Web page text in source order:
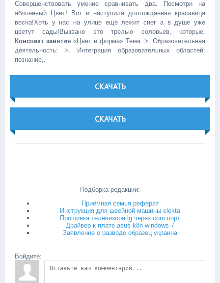
Совершенствовать умение сравнивать два. Посмотри на
яблоневый Цвет! Вот и наступила долгожданная красавица
весна!Хоть у нас на улице еще лежит снег а в душе уже
цветут сады!Вызвано это трелью соловьев, которые.
Конспект занятия «Цвет и форма» Тема: >. Образовательная
деятельность: >. Интеграция образовательных областей:
познание,.
СКАЧАТЬ
СКАЧАТЬ
Подборка редакции:
Приёмная семья реферат
Инструкция для швейной машины elekta
Прошивка телевизора lg через com порт
Драйвер к плате asus k8n windows 7
Заявление о разводе образец украина
Войдите: